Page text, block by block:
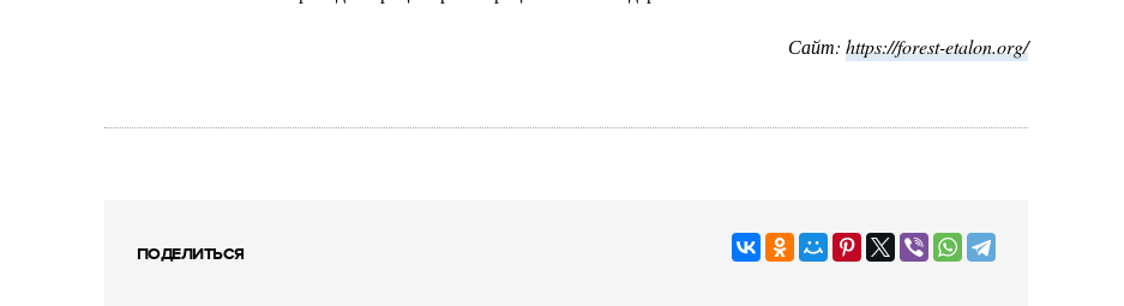
Сайт: https://forest-etalon.org/
ПОДЕЛИТЬСЯ